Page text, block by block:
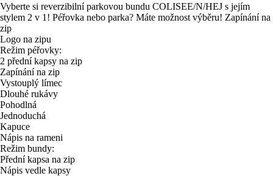
Vyberte si reverzibilní parkovou bundu COLISEE/N/HEJ s jejím
stylem 2 v 1! Péřovka nebo parka? Máte možnost výběru! Zapínání na
zip
Logo na zipu
Režim péřovky:
2 přední kapsy na zip
Zapínání na zip
Vystouplý límec
Dlouhé rukávy
Pohodlná
Jednoduchá
Kapuce
Nápis na rameni
Režim bundy:
Přední kapsa na zip
Nápis vedle kapsy